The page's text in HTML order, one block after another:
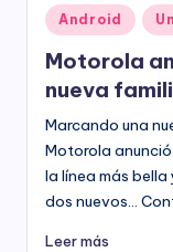
Publicado
en
Android
Motorola
nueva
Marcando una
Motorola
la línea más
dos nuevos…
Leer más